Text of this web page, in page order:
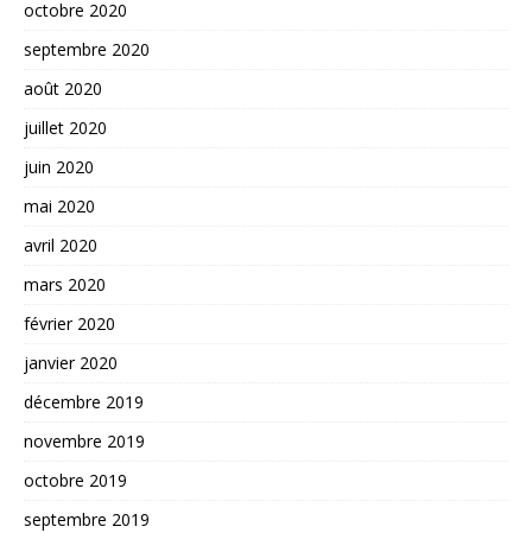
octobre 2020
septembre 2020
août 2020
juillet 2020
juin 2020
mai 2020
avril 2020
mars 2020
février 2020
janvier 2020
décembre 2019
novembre 2019
octobre 2019
septembre 2019